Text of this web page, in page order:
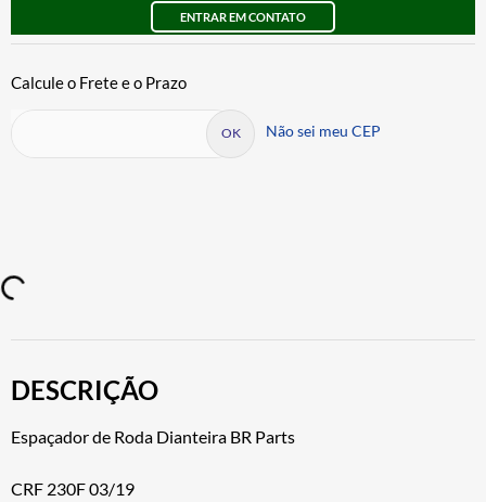
ENTRAR EM CONTATO
Não sei meu CEP
DESCRIÇÃO
Espaçador de Roda Dianteira BR Parts
CRF 230F 03/19